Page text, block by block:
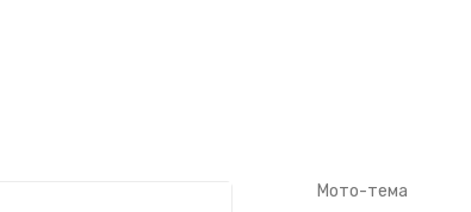
Мото-тема